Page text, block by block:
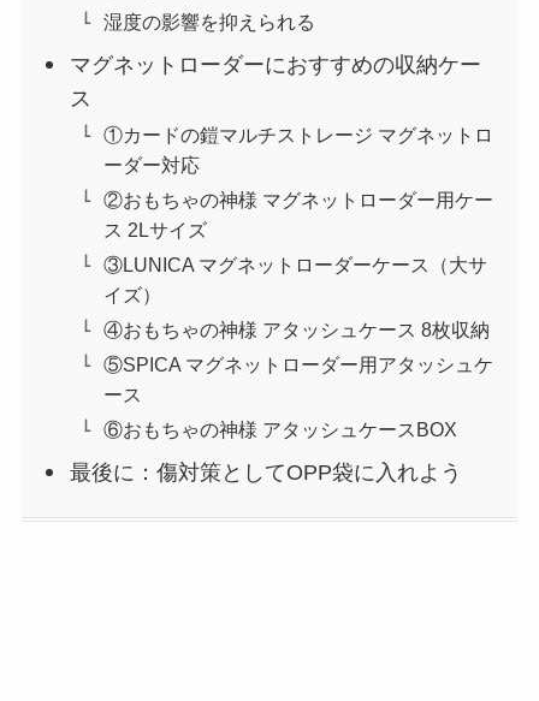
湿度の影響を抑えられる
マグネットローダーにおすすめの収納ケー
ス
①カードの鎧マルチストレージ マグネットロ
ーダー対応
②おもちゃの神様 マグネットローダー用ケー
ス 2Lサイズ
③LUNICA マグネットローダーケース（大サ
イズ）
④おもちゃの神様 アタッシュケース 8枚収納
⑤SPICA マグネットローダー用アタッシュケ
ース
⑥おもちゃの神様 アタッシュケースBOX
最後に：傷対策としてOPP袋に入れよう